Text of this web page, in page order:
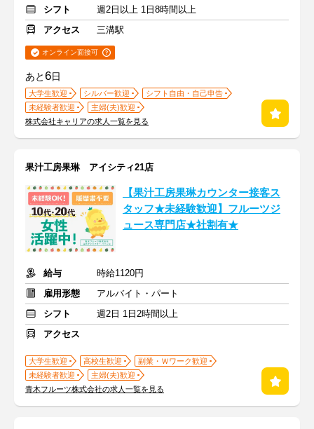
シフト
週2日以上 1日8時間以上
アクセス
三溝駅
オンライン面接可
あと6日
大学生歓迎 シルバー歓迎
シフト自由・自己申告
未経験者歓迎
主婦(夫)歓迎
株式会社キャリアの求人一覧を見る
果汁工房果琳 アイシティ21店
【果汁工房果琳カウンター接客ス
タッフ★未経験歓迎】フルーツジ
ュース専門店★社割有★
給与
時給1120円
雇用形態
アルバイト・パート
シフト
週2日 1日2時間以上
アクセス
大学生歓迎 高校生歓迎
副業・Ｗワーク歓迎
未経験者歓迎
主婦(夫)歓迎
青木フルーツ株式会社の求人一覧を見る